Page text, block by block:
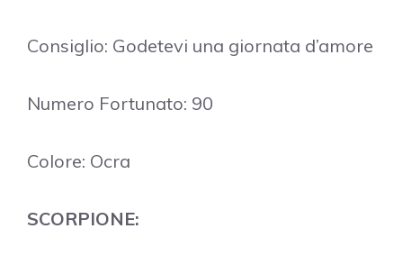
Consiglio: Godetevi una giornata d’amore
Numero Fortunato: 90
Colore: Ocra
SCORPIONE: